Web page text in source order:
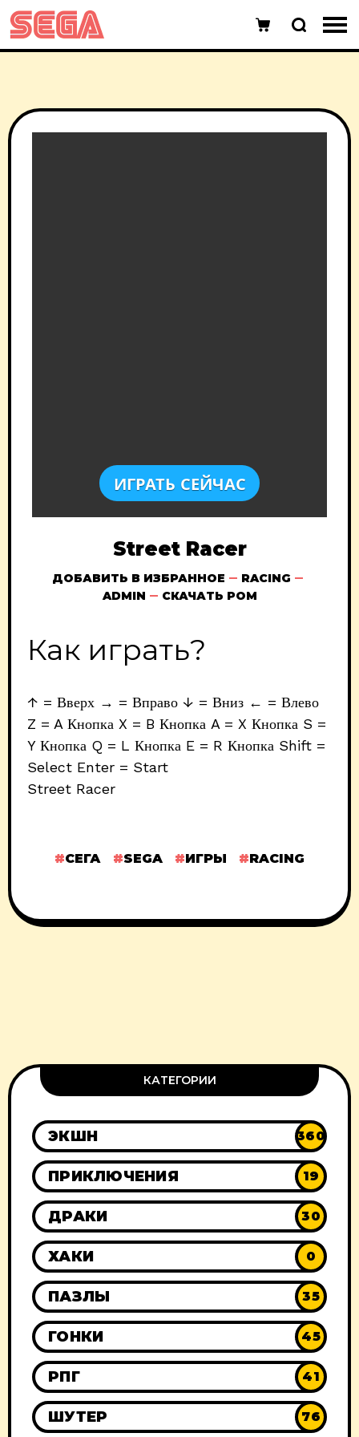
ИГРАТЬ СЕЙЧАС
Street Racer
ДОБАВИТЬ В ИЗБРАННОЕ
RACING
ADMIN
СКАЧАТЬ РОМ
Как играть?
↑ = Вверх → = Вправо ↓ = Вниз ← = Влево
Z = A Кнопка X = B Кнопка A = X Кнопка S =
Y Кнопка Q = L Кнопка E = R Кнопка Shift =
Select Enter = Start
Street Racer
СЕГА SEGA ИГРЫ RACING
КАТЕГОРИИ
ЭКШН 360
ПРИКЛЮЧЕНИЯ 19
ДРАКИ 30
ХАКИ 0
ПАЗЛЫ 35
ГОНКИ 45
РПГ 41
ШУТЕР 76